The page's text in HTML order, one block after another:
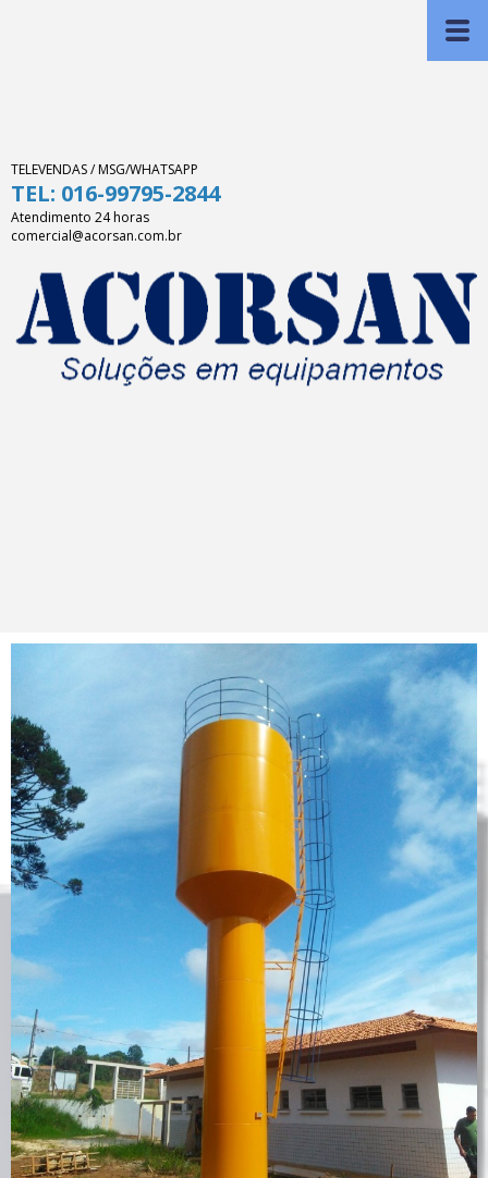
TELEVENDAS / MSG/WHATSAPP
TEL: 016-99795-2844
Atendimento 24 horas
comercial@acorsan.com.br